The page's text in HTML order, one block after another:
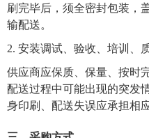
刷完毕后， 须全密封包装，
输配送。
2. 安装调试、验收、培训、
供应商应保质、保量、按时
配送过程中可能出现的突发
身印刷、配送失误应承担相